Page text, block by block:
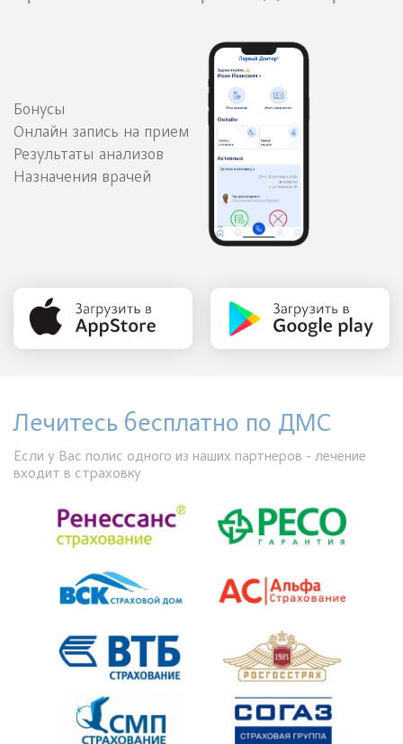
Бонусы
Онлайн запись на прием
Результаты анализов
Назначения врачей
Лечитесь бесплатно по ДМС
Если у Вас полис одного из наших партнеров - лечение
входит в страховку